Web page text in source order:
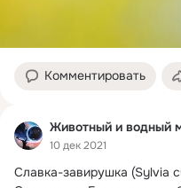
Комментировать
Животный и водный
10 дек 2021
Славка-завирушка (Sylvia